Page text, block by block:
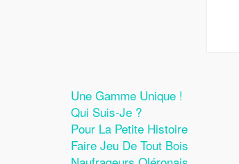
Une Gamme Unique !
Qui Suis-Je ?
Pour La Petite Histoire
Faire Jeu De Tout Bois